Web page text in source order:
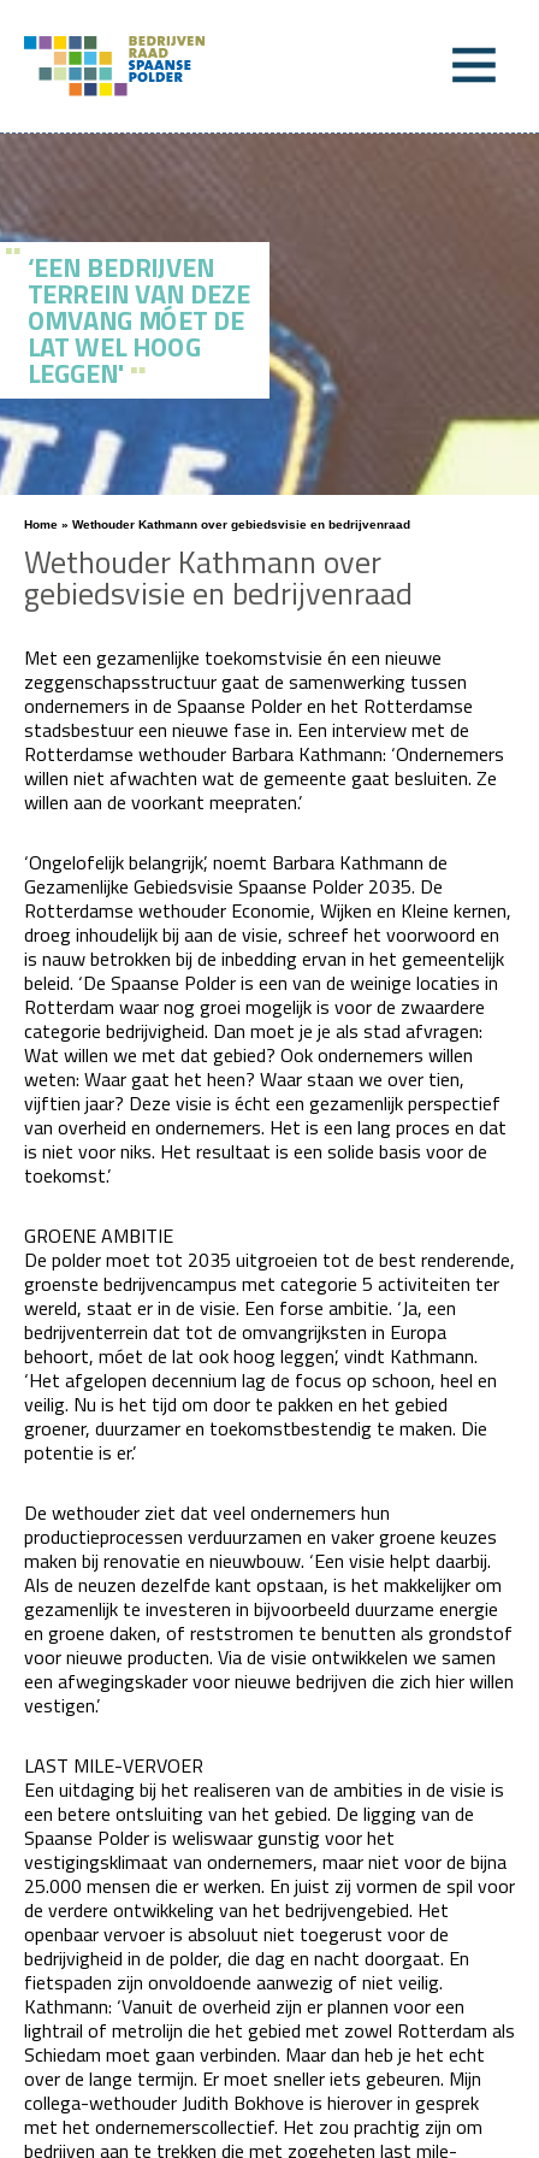
‘EEN BEDRIJVEN
TERREIN VAN DEZE
OMVANG MÓET DE
LAT WEL HOOG
LEGGEN'
Home » Wethouder Kathmann over gebiedsvisie en bedrijvenraad
Wethouder Kathmann over
gebiedsvisie en bedrijvenraad
Met een gezamenlijke toekomstvisie én een nieuwe
zeggenschapsstructuur gaat de samenwerking tussen
ondernemers in de Spaanse Polder en het Rotterdamse
stadsbestuur een nieuwe fase in. Een interview met de
Rotterdamse wethouder Barbara Kathmann: ‘Ondernemers
willen niet afwachten wat de gemeente gaat besluiten. Ze
willen aan de voorkant meepraten.’
‘Ongelofelijk belangrijk’, noemt Barbara Kathmann de
Gezamenlijke Gebiedsvisie Spaanse Polder 2035. De
Rotterdamse wethouder Economie, Wijken en Kleine kernen,
droeg inhoudelijk bij aan de visie, schreef het voorwoord en
is nauw betrokken bij de inbedding ervan in het gemeentelijk
beleid. ‘De Spaanse Polder is een van de weinige locaties in
Rotterdam waar nog groei mogelijk is voor de zwaardere
categorie bedrijvigheid. Dan moet je je als stad afvragen:
Wat willen we met dat gebied? Ook ondernemers willen
weten: Waar gaat het heen? Waar staan we over tien,
vijftien jaar? Deze visie is écht een gezamenlijk perspectief
van overheid en ondernemers. Het is een lang proces en dat
is niet voor niks. Het resultaat is een solide basis voor de
toekomst.’
GROENE AMBITIE
De polder moet tot 2035 uitgroeien tot de best renderende,
groenste bedrijvencampus met categorie 5 activiteiten ter
wereld, staat er in de visie. Een forse ambitie. ‘Ja, een
bedrijventerrein dat tot de omvangrijksten in Europa
behoort, móet de lat ook hoog leggen’, vindt Kathmann.
‘Het afgelopen decennium lag de focus op schoon, heel en
veilig. Nu is het tijd om door te pakken en het gebied
groener, duurzamer en toekomstbestendig te maken. Die
potentie is er.’
De wethouder ziet dat veel ondernemers hun
productieprocessen verduurzamen en vaker groene keuzes
maken bij renovatie en nieuwbouw. ‘Een visie helpt daarbij.
Als de neuzen dezelfde kant opstaan, is het makkelijker om
gezamenlijk te investeren in bijvoorbeeld duurzame energie
en groene daken, of reststromen te benutten als grondstof
voor nieuwe producten. Via de visie ontwikkelen we samen
een afwegingskader voor nieuwe bedrijven die zich hier willen
vestigen.’
LAST MILE-VERVOER
Een uitdaging bij het realiseren van de ambities in de visie is
een betere ontsluiting van het gebied. De ligging van de
Spaanse Polder is weliswaar gunstig voor het
vestigingsklimaat van ondernemers, maar niet voor de bijna
25.000 mensen die er werken. En juist zij vormen de spil voor
de verdere ontwikkeling van het bedrijvengebied. Het
openbaar vervoer is absoluut niet toegerust voor de
bedrijvigheid in de polder, die dag en nacht doorgaat. En
fietspaden zijn onvoldoende aanwezig of niet veilig.
Kathmann: ‘Vanuit de overheid zijn er plannen voor een
lightrail of metrolijn die het gebied met zowel Rotterdam als
Schiedam moet gaan verbinden. Maar dan heb je het echt
over de lange termijn. Er moet sneller iets gebeuren. Mijn
collega-wethouder Judith Bokhove is hierover in gesprek
met het ondernemerscollectief. Het zou prachtig zijn om
bedrijven aan te trekken die met zogeheten last mile-